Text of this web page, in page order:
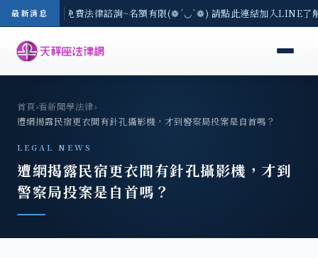
最新消息
8/3(一) 現場免費法律諮詢~名額有限(❁´◡`❁) 請點此連結加入LINE
首頁›看新聞學法律›
遭網揭露民宿更衣間有針孔攝影機，才到警察局投案是自首嗎？
LEGAL NEWS
遭網揭露民宿更衣間有針孔攝影機，才到
警察局投案是自首嗎？